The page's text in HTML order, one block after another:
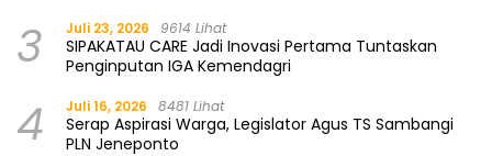
3 Juli 23, 2026 9614 Lihat
SIPAKATAU CARE Jadi Inovasi Pertama Tuntaskan
Penginputan IGA Kemendagri
4 Juli 16, 2026 8481 Lihat
Serap Aspirasi Warga, Legislator Agus TS Sambangi
PLN Jeneponto